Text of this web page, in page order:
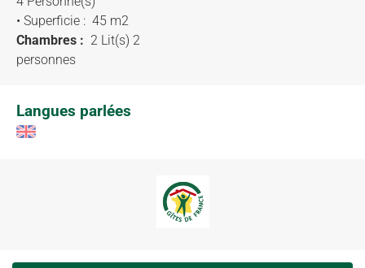
• Superficie : 45 m2
Chambres : 2 Lit(s) 2
personnes
Langues parlées